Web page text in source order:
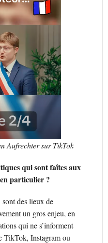
Aufrechter sur TikTok
qui sont faîtes aux
particulier ?
des lieux de
un gros enjeu, en
qui ne s’informent
TikTok, Instagram ou